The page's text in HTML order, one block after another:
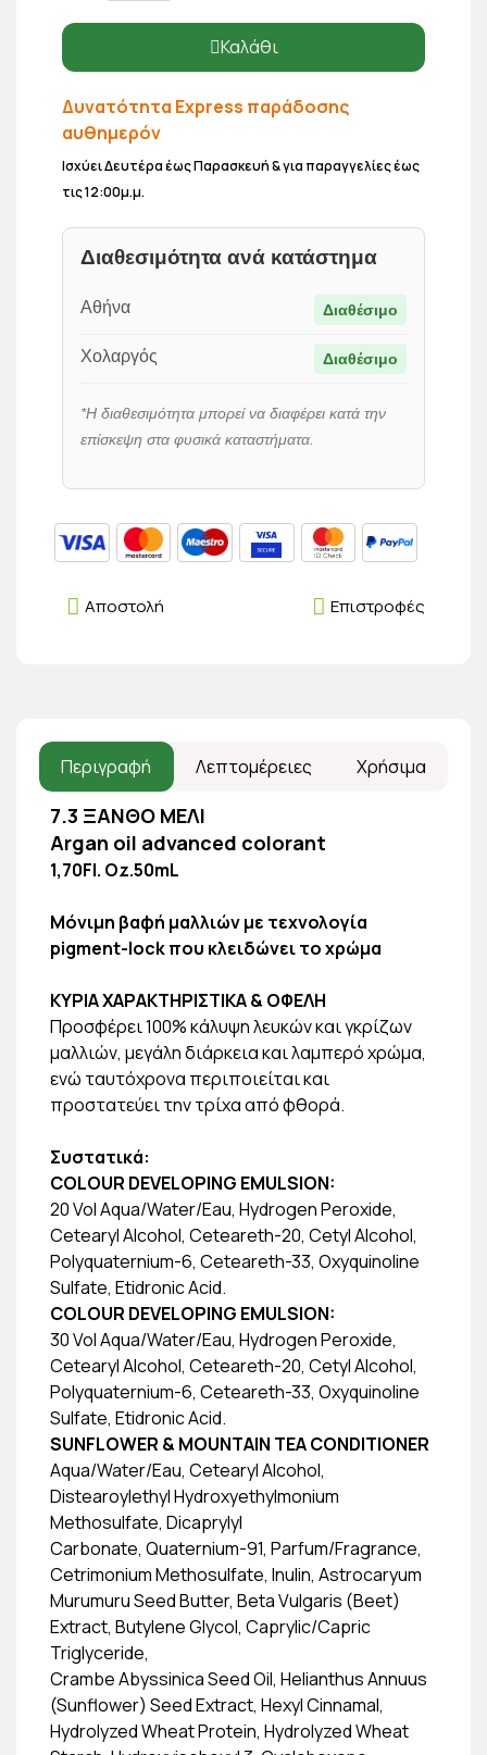
Καλάθι
Δυνατότητα Express παράδοσης
αυθημερόν
Ισχύει Δευτέρα έως Παρασκευή & για παραγγελίες έως
τις 12:00μ.μ.
Διαθεσιμότητα ανά κατάστημα
Αθήνα Διαθέσιμο
Χολαργός Διαθέσιμο
*Η διαθεσιμότητα μπορεί να διαφέρει κατά την
επίσκεψη στα φυσικά καταστήματα.
Επιστροφές
Αποστολή
Περιγραφή Λεπτομέρειες Χρήσιμα
7.3 ΞΑΝΘΟ ΜΕΛΙ
Argan oil advanced colorant
1,70Fl. Oz.50mL
Μόνιμη βαφή μαλλιών με τεχνολογία
pigment-lock που κλειδώνει το χρώμα
ΚΥΡΙΑ ΧΑΡΑΚΤΗΡΙΣΤΙΚΑ & ΟΦΕΛΗ
Προσφέρει 100% κάλυψη λευκών και γκρίζων
μαλλιών, μεγάλη διάρκεια και λαμπερό χρώμα,
ενώ ταυτόχρονα περιποιείται και
προστατεύει την τρίχα από φθορά.
Συστατικά:
COLOUR DEVELOPING EMULSION:
20 Vol Aqua/Water/Eau, Hydrogen Peroxide,
Cetearyl Alcohol, Ceteareth-20, Cetyl Alcohol,
Polyquaternium-6, Ceteareth-33, Oxyquinoline
Sulfate, Etidronic Acid.
COLOUR DEVELOPING EMULSION:
30 Vol Aqua/Water/Eau, Hydrogen Peroxide,
Cetearyl Alcohol, Ceteareth-20, Cetyl Alcohol,
Polyquaternium-6, Ceteareth-33, Oxyquinoline
Sulfate, Etidronic Acid.
SUNFLOWER & MOUNTAIN TEA CONDITIONER
Aqua/Water/Eau, Cetearyl Alcohol,
Distearoylethyl Hydroxyethylmonium
Methosulfate, Dicaprylyl
Carbonate, Quaternium-91, Parfum/Fragrance,
Cetrimonium Methosulfate, Inulin, Astrocaryum
Murumuru Seed Butter, Beta Vulgaris (Beet)
Extract, Butylene Glycol, Caprylic/Capric
Triglyceride,
Crambe Abyssinica Seed Oil, Helianthus Annuus
(Sunflower) Seed Extract, Hexyl Cinnamal,
Hydrolyzed Wheat Protein, Hydrolyzed Wheat